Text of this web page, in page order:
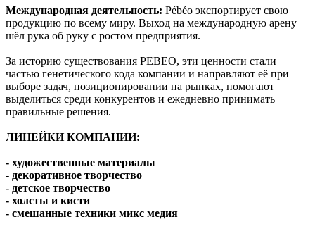
Международная деятельность: Pébéo экспортирует свою
продукцию по всему миру. Выход на международную арену
шёл рука об руку с ростом предприятия.
За историю существования PEBEO, эти ценности стали
частью генетического кода компании и направляют её при
выборе задач, позиционировании на рынках, помогают
выделиться среди конкурентов и ежедневно принимать
правильные решения.
ЛИНЕЙКИ КОМПАНИИ:
- художественные материалы
- декоративное творчество
- детское творчество
- холсты и кисти
- смешанные техники микс медия